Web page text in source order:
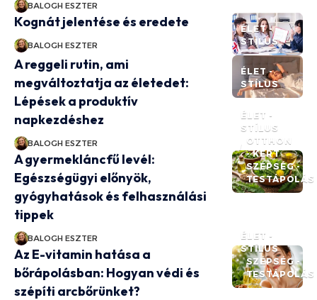
BALOGH ESZTER
ÉLET -
STÍLUS
Kognát jelentése és eredete
BALOGH ESZTER
ÉLET -
STÍLUS
A reggeli rutin, ami
megváltoztatja az életedet:
Lépések a produktív
napkezdéshez
BALOGH ESZTER
ÉLET -
STÍLUS
OTTHON
- KERT
SZÉPSÉG -
TESTÁPOLÁS
A gyermekláncfű levél:
Egészségügyi előnyök,
gyógyhatások és felhasználási
tippek
BALOGH ESZTER
ÉLET -
STÍLUS
SZÉPSÉG -
TESTÁPOLÁS
Az E-vitamin hatása a
bőrápolásban: Hogyan védi és
szépíti arcbőrünket?